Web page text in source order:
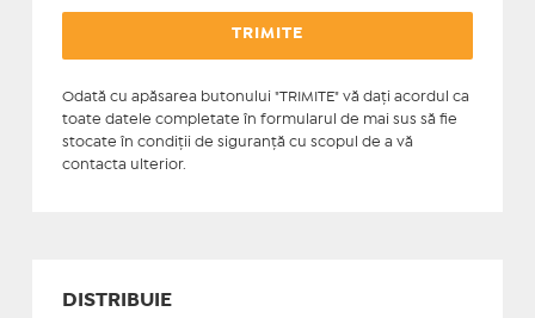
Odată cu apăsarea butonului "TRIMITE" vă daţi acordul ca
toate datele completate în formularul de mai sus să fie
stocate în condiţii de siguranţă cu scopul de a vă
contacta ulterior.
DISTRIBUIE